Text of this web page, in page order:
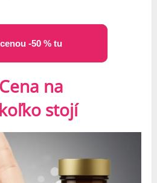
-50 % tu
na
stojí